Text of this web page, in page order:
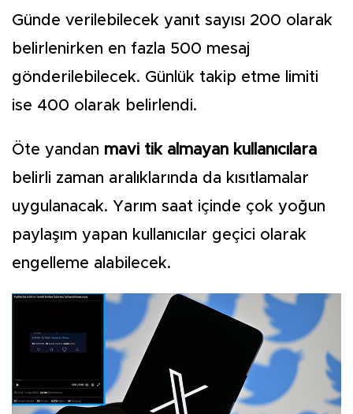
Günde verilebilecek yanıt sayısı 200 olarak
belirlenirken en fazla 500 mesaj
gönderilebilecek. Günlük takip etme limiti
ise 400 olarak belirlendi.
Öte yandan mavi tik almayan kullanıcılara
belirli zaman aralıklarında da kısıtlamalar
uygulanacak. Yarım saat içinde çok yoğun
paylaşım yapan kullanıcılar geçici olarak
engelleme alabilecek.